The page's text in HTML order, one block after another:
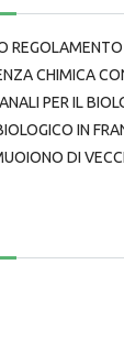
CHIMICA
PER IL
IN
DI